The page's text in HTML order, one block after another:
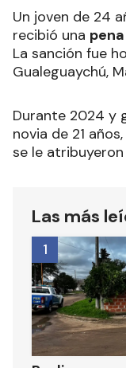
Un joven de 24
recibió una
La sanción fue
Gualeguaychú,
Durante 2024 y
novia de 21
se le
Las más
1